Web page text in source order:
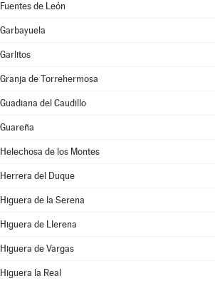
Fuentes de León
Garbayuela
Garlitos
Granja de Torrehermosa
Guadiana del Caudillo
Guareña
Helechosa de los Montes
Herrera del Duque
Higuera de la Serena
Higuera de Llerena
Higuera de Vargas
Higuera la Real